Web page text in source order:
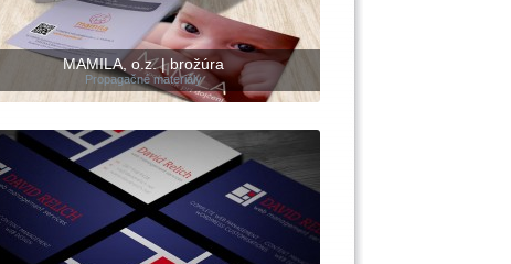
MAMILA, o.z. | brožúra
Propagačné materiály